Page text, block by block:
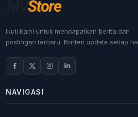
Ikuti kami untuk mendapatkan berita dan
postingan terbaru. Konten update setiap
NAVIGASI